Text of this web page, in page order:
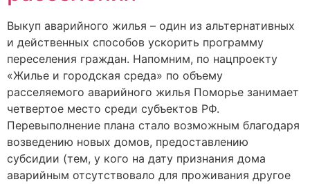
Выкуп аварийного жилья – один из альтернативных
и действенных способов ускорить программу
переселения граждан. Напомним, по нацпроекту
«Жилье и городская среда» по объему
расселяемого аварийного жилья Поморье занимает
четвертое место среди субъектов РФ.
Перевыполнение плана стало возможным благодаря
возведению новых домов, предоставлению
субсидии (тем, у кого на дату признания дома
аварийным отсутствовало для проживания другое